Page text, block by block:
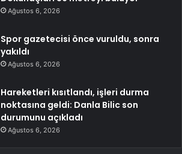
Ağustos 6, 2026
Spor gazetecisi önce vuruldu, sonra
yakıldı
Ağustos 6, 2026
Hareketleri kısıtlandı, işleri durma
noktasına geldi: Danla Bilic son
durumunu açıkladı
Ağustos 6, 2026